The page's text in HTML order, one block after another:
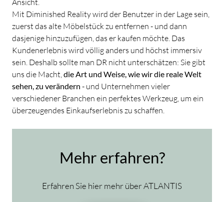
Mit Diminished Reality wird der Benutzer in der Lage sein,
zuerst das alte Möbelstück zu entfernen - und dann
dasjenige hinzuzufügen, das er kaufen möchte. Das
Kundenerlebnis wird völlig anders und höchst immersiv
sein. Deshalb sollte man DR nicht unterschätzen: Sie gibt
uns die Macht, die Art und Weise, wie wir die reale Welt
sehen, zu verändern - und Unternehmen vieler
verschiedener Branchen ein perfektes Werkzeug, um ein
überzeugendes Einkaufserlebnis zu schaffen.
Mehr erfahren?
Erfahren Sie hier mehr über ATLANTIS